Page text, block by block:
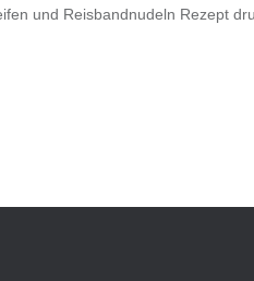
und Reisbandnudeln Rezept